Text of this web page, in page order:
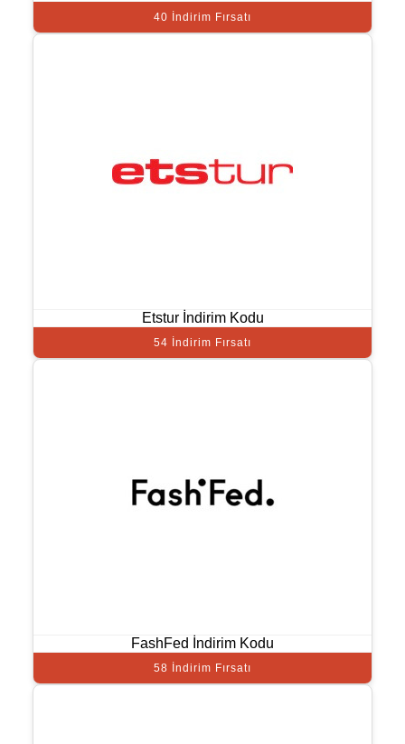
40 İndirim Fırsatı
Etstur İndirim Kodu
54 İndirim Fırsatı
FashFed İndirim Kodu
58 İndirim Fırsatı